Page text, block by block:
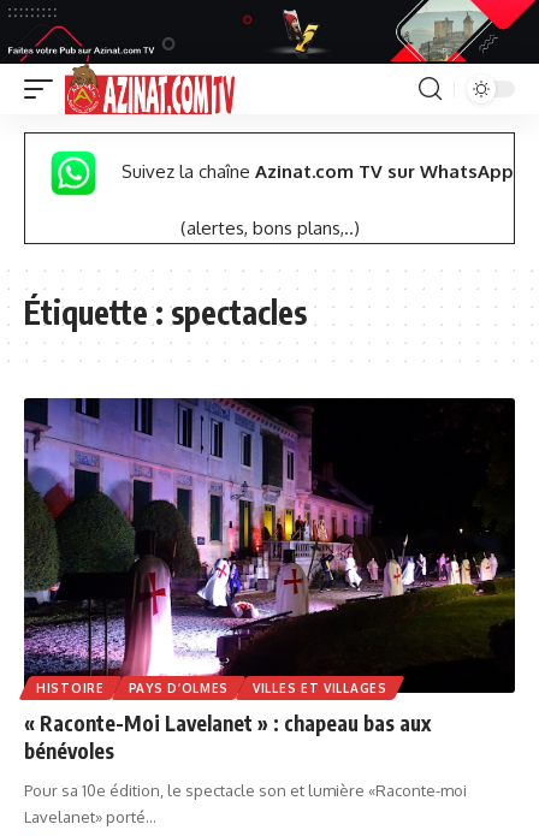
Suivez la chaîne Azinat.com TV sur WhatsApp
(alertes, bons plans,..)
Étiquette :spectacles
HISTOIRE PAYS D’OLMES VILLES ET VILLAGES
« Raconte-Moi Lavelanet » : chapeau bas aux
bénévoles
Pour sa 10e édition, le spectacle son et lumière «Raconte-moi
Lavelanet» porté…